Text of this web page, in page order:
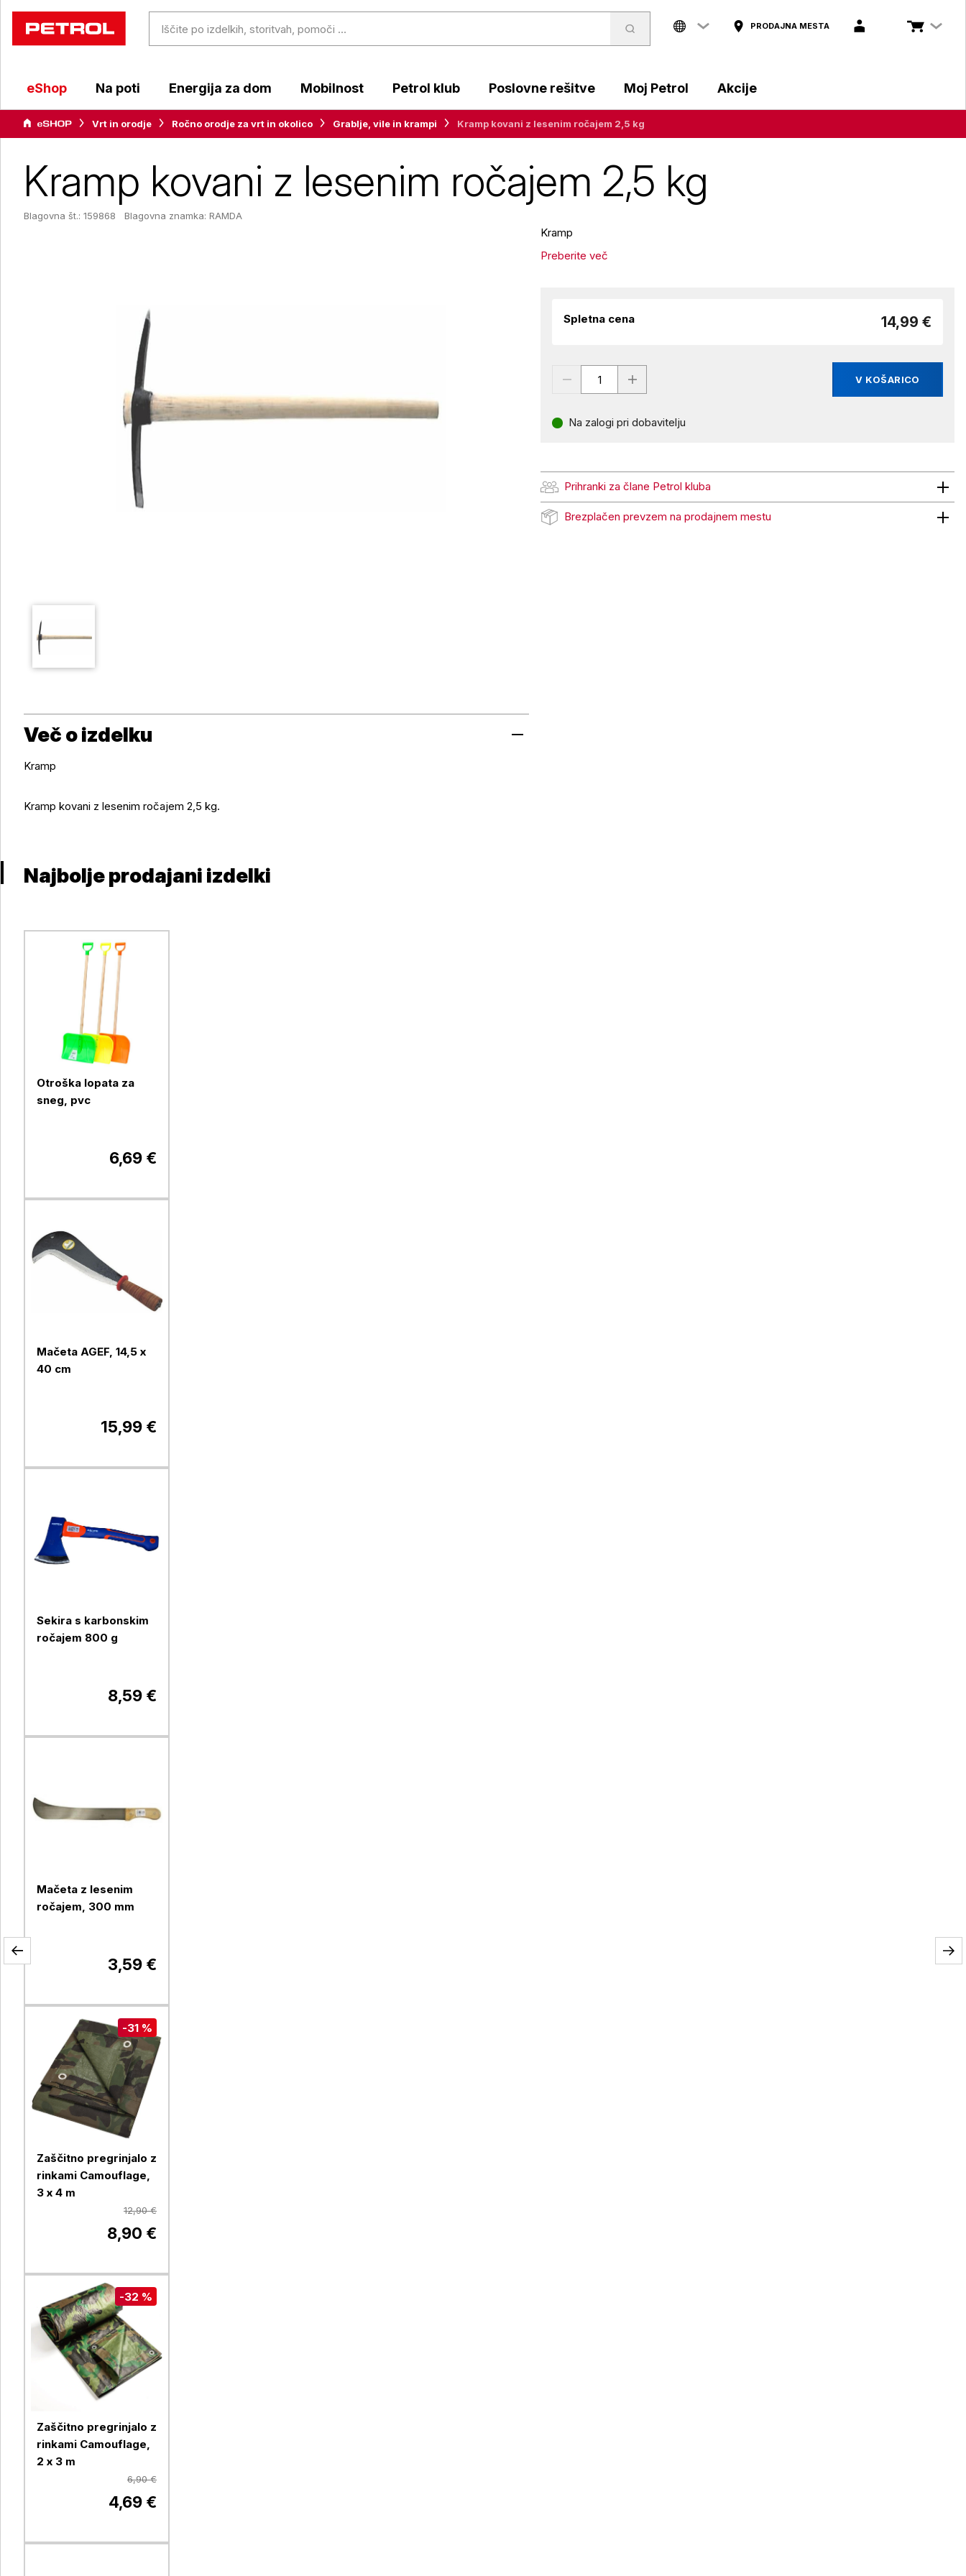
PRODAJNA MESTA
eShop Na poti Energija za dom Mobilnost Petrol klub Poslovne rešitve Moj Petrol Akcije
Vrt in orodje Ročno orodje za vrt in okolico Grablje, vile in krampi Kramp kovani z lesenim ročajem 2,5 kg
Kramp kovani z lesenim ročajem 2,5 kg
Blagovna št.: 159868 Blagovna znamka: RAMDA
Kramp
Preberite več
Spletna cena 14,99 €
V KOŠARICO
Na zalogi pri dobavitelju
Prihranki za člane Petrol kluba
Prihranki za člane Petrol kluba
Brezplačen prevzem na prodajnem mestu
Brezplačen prevzem na prodajnem mestu
Več o izdelku
Kramp
Kramp kovani z lesenim ročajem 2,5 kg.
Najbolje prodajani izdelki
Otroška lopata za
sneg, pvc
6,69 €
Mačeta AGEF, 14,5 x
40 cm
15,99 €
Sekira s karbonskim
ročajem 800 g
8,59 €
Mačeta z lesenim
ročajem, 300 mm
3,59 €
-31 %
Zaščitno pregrinjalo z
rinkami Camouflage,
3 x 4 m
12,90 €
8,90 €
-32 %
Zaščitno pregrinjalo z
rinkami Camouflage,
2 x 3 m
6,90 €
4,69 €